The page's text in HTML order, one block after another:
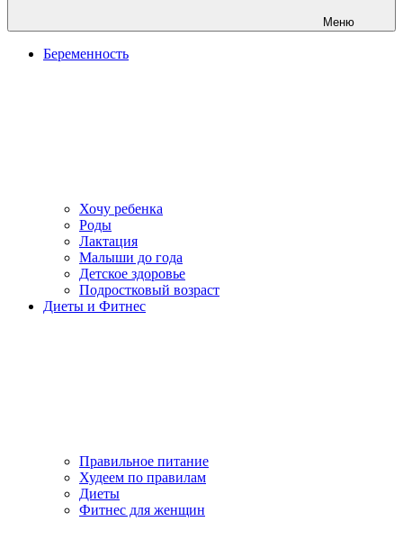
Меню
Беременность
Хочу ребенка
Роды
Лактация
Малыши до года
Детское здоровье
Подростковый возраст
Диеты и Фитнес
Правильное питание
Худеем по правилам
Диеты
Фитнес для женщин